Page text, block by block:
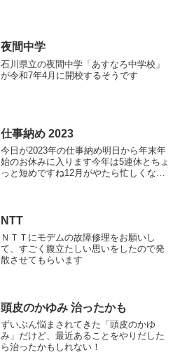
夜間中学
石川県立の夜間中学「あすなろ中学校」
が令和7年4月に開校するそうです
仕事納め 2023
今日が2023年の仕事納め明日から年末年
始のお休みに入ります今年は5連休とちょ
っと短めですね12月がやたら忙しくなっ
みでもあります計...
NTT
ＮＴＴにモデムの故障修理をお願いし
て、すごく腹立たしい思いをしたので発
散させてもらいます
頭皮のかゆみ 治ったかも
ずいぶん悩まされてきた「頭皮のかゆ
み」だけど、最近あることをやりだした
ら治ったかもしれない！